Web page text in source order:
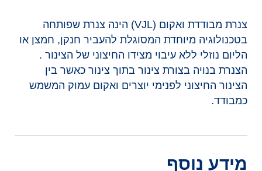
צנרת מבודדת ואקום (VJL) הינה צנרת שפותחה
בטכנולוגיה מיוחדת המסוגלת להעביר חנקן, חמצן או
הליום נוזלי ללא עיבוי מצידו החיצוני של הצינור .
הצנרת בנויה בצורת צינור בתוך צינור כאשר בין
הצינור החיצוני לפנימי יוצרים ואקום עמוק המשמש
כמבודד.
מידע נוסף